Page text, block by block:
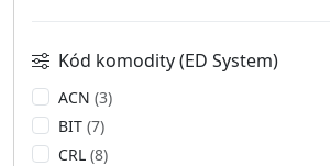
Kód komodity (ED System)
ACN (3)
BIT (7)
CRL (8)